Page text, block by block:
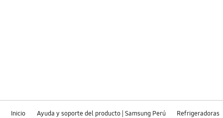
Inicio Ayuda y soporte del producto | Samsung Perú Refrigeradoras